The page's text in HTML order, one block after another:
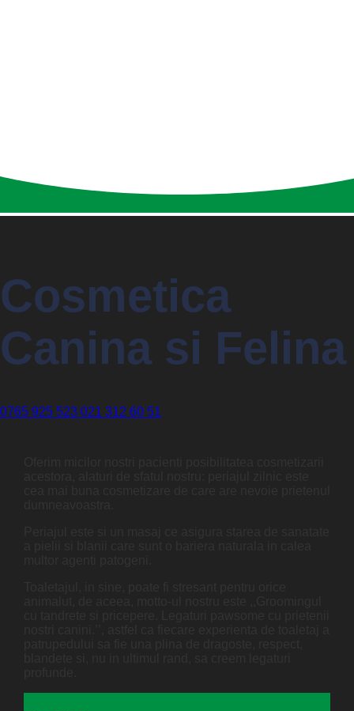
Cosmetica
Canina si Felina
0765 925 523 021 312 60 51